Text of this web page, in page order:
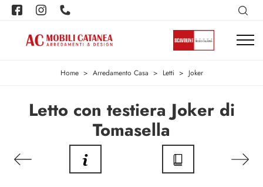
Home > Arredamento Casa > Letti > Joker
Letto con testiera Joker di
Tomasella